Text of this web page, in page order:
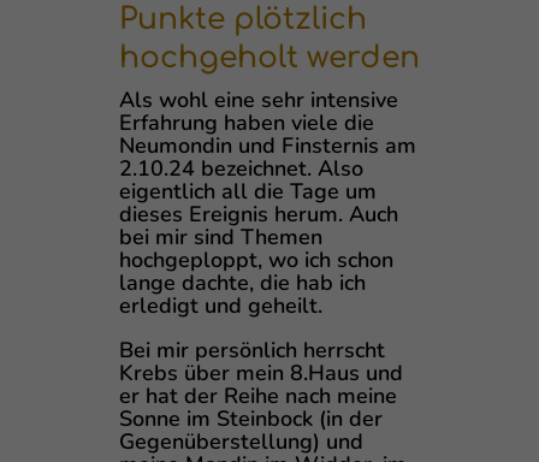
Punkte plötzlich
hochgeholt werden
Als wohl eine sehr intensive
Erfahrung haben viele die
Neumondin und Finsternis am
2.10.24 bezeichnet. Also
eigentlich all die Tage um
dieses Ereignis herum. Auch
bei mir sind Themen
hochgeploppt, wo ich schon
lange dachte, die hab ich
erledigt und geheilt.
Bei mir persönlich herrscht
Krebs über mein 8.Haus und
er hat der Reihe nach meine
Sonne im Steinbock (in der
Gegenüberstellung) und